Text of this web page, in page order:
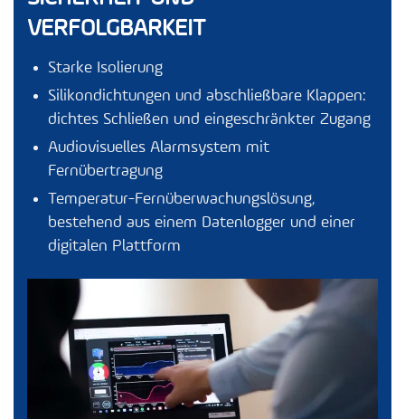
VERFOLGBARKEIT
Starke Isolierung
Silikondichtungen und abschließbare Klappen:
dichtes Schließen und eingeschränkter Zugang
Audiovisuelles Alarmsystem mit
Fernübertragung
Temperatur-Fernüberwachungslösung,
bestehend aus einem Datenlogger und einer
digitalen Plattform